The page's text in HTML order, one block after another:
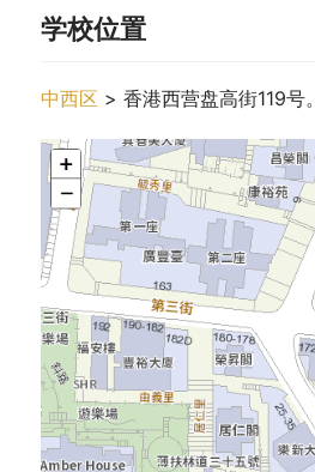
学校位置
中西区 > 香港西营盘高街119号。